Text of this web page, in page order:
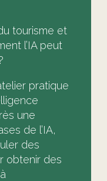
tourisme et
l’IA peut
pratique
une
de l’IA,
des
obtenir des